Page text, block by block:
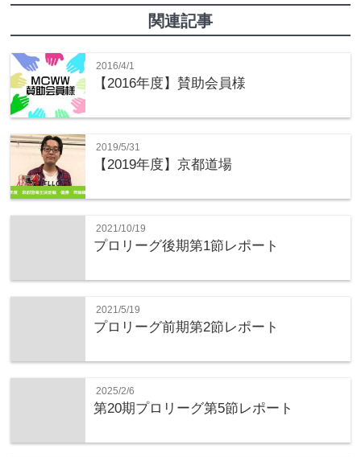
関連記事
2016/4/1
【2016年度】賛助会員様
2019/5/31
【2019年度】京都道場
2021/10/19
プロリーグ後期第1節レポート
2021/5/19
プロリーグ前期第2節レポート
2025/2/6
第20期プロリーグ第5節レポート